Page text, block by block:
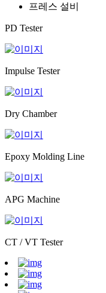
프레스 설비
PD Tester
Impulse Tester
Dry Chamber
Epoxy Molding Line
APG Machine
CT / VT Tester